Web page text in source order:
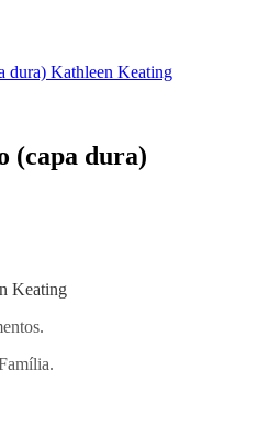
dura) Kathleen Keating
(capa dura)
Keating